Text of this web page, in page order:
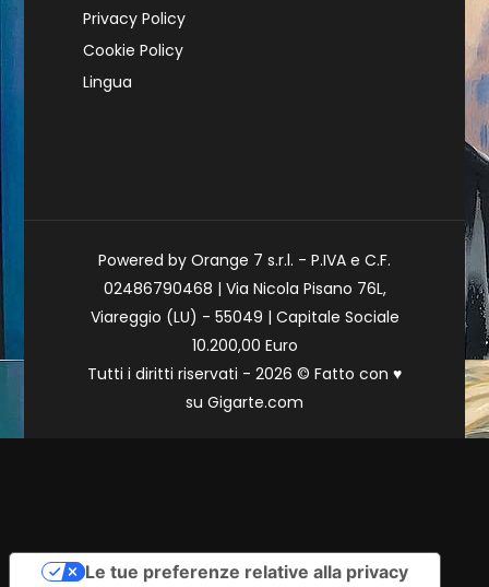
Privacy Policy
Cookie Policy
Lingua
Powered by Orange 7 s.r.l. - P.IVA e C.F.
02486790468 | Via Nicola Pisano 76L,
Viareggio (LU) - 55049 | Capitale Sociale
10.200,00 Euro
Tutti i diritti riservati - 2026 © Fatto con ♥
su Gigarte.com
Le tue preferenze relative alla privacy